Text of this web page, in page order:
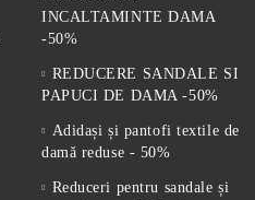
INCALTAMINTE DAMA
-50%
REDUCERE SANDALE SI
PAPUCI DE DAMA -50%
Adidași și pantofi textile de
damă reduse - 50%
Reduceri pentru sandale și